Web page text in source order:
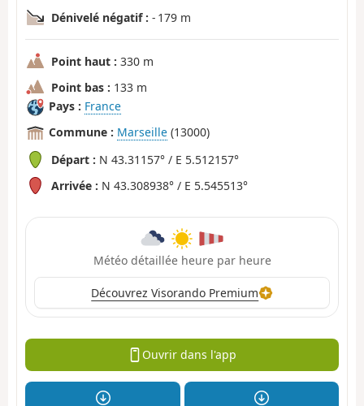
Dénivelé négatif : - 179 m
Point haut : 330 m
Point bas : 133 m
Pays : France
Commune : Marseille (13000)
Départ : N 43.31157° / E 5.512157°
Arrivée : N 43.308938° / E 5.545513°
Météo détaillée heure par heure
Découvrez Visorando Premium
Ouvrir dans l'app